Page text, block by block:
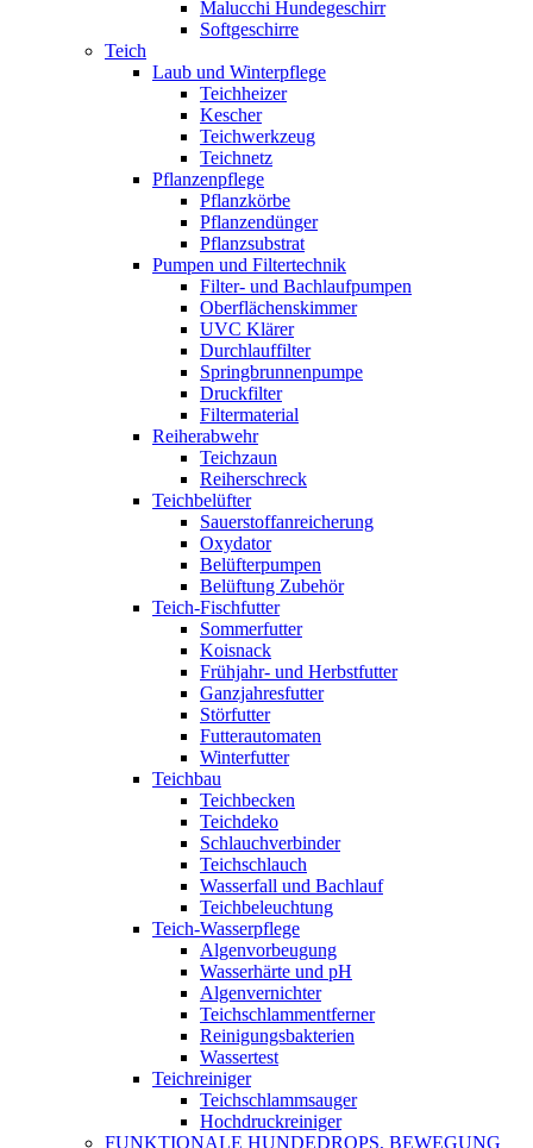
Malucchi Hundegeschirr
Softgeschirre
Teich
Laub und Winterpflege
Teichheizer
Kescher
Teichwerkzeug
Teichnetz
Pflanzenpflege
Pflanzkörbe
Pflanzendünger
Pflanzsubstrat
Pumpen und Filtertechnik
Filter- und Bachlaufpumpen
Oberflächenskimmer
UVC Klärer
Durchlauffilter
Springbrunnenpumpe
Druckfilter
Filtermaterial
Reiherabwehr
Teichzaun
Reiherschreck
Teichbelüfter
Sauerstoffanreicherung
Oxydator
Belüfterpumpen
Belüftung Zubehör
Teich-Fischfutter
Sommerfutter
Koisnack
Frühjahr- und Herbstfutter
Ganzjahresfutter
Störfutter
Futterautomaten
Winterfutter
Teichbau
Teichbecken
Teichdeko
Schlauchverbinder
Teichschlauch
Wasserfall und Bachlauf
Teichbeleuchtung
Teich-Wasserpflege
Algenvorbeugung
Wasserhärte und pH
Algenvernichter
Teichschlammentferner
Reinigungsbakterien
Wassertest
Teichreiniger
Teichschlammsauger
Hochdruckreiniger
FUNKTIONALE HUNDEDROPS, BEWEGUNG